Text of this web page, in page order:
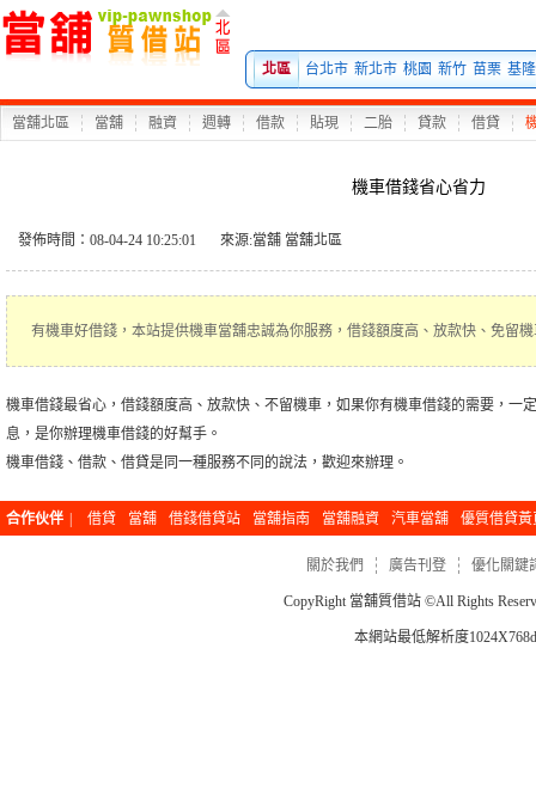
北區 台北市 新北市 桃園 新竹 苗栗 基隆
當舖北區 當舖 融資 週轉 借款 貼現 二胎 貸款 借貸
機車借錢省心省力
發佈時間：08-04-24 10:25:01 來源:當舖 當舖北區
有機車好借錢，本站提供機車當舖忠誠為你服務，借錢額度高、放款快、免留
機車借錢最省心，借錢額度高、放款快、不留機車，如果你有機車借錢的需要，一
息，是你辦理機車借錢的好幫手。
機車借錢、借款、借貸是同一種服務不同的說法，歡迎來辦理。
合作伙伴 借貸 當舖 借錢借貸站 當舖指南 當舖融資 汽車當舖 優質借貸黃
關於我們 廣告刊登 優化關鍵
CopyRight當舖質借站 ©All Rights
本網站最低解析度